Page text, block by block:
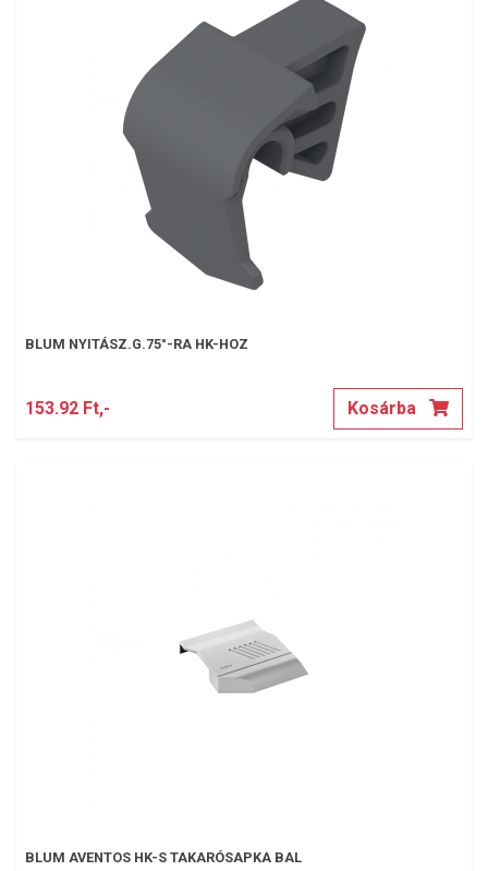
BLUM NYITÁSZ.G.75°-RA HK-HOZ
153.92 Ft,- Kosárba
BLUM AVENTOS HK-S TAKARÓSAPKA BAL